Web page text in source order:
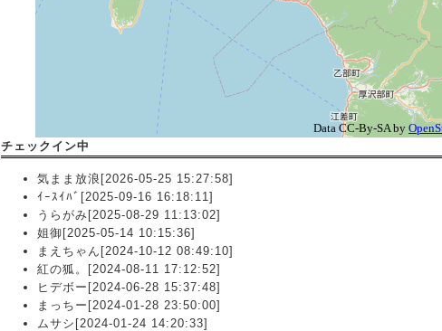
チェックイン中
気まま放浪[2026-05-25 15:27:58]
ｲｰｽｲﾊﾞ[2025-09-16 16:18:11]
うらがみ[2025-08-29 11:13:02]
姐御[2025-05-14 10:15:36]
まえちゃん[2024-10-12 08:49:10]
紅の狐。[2024-08-11 17:12:52]
ヒデボー[2024-06-28 15:37:48]
まっちー[2024-01-28 23:50:00]
ムサシ[2024-01-24 14:20:33]